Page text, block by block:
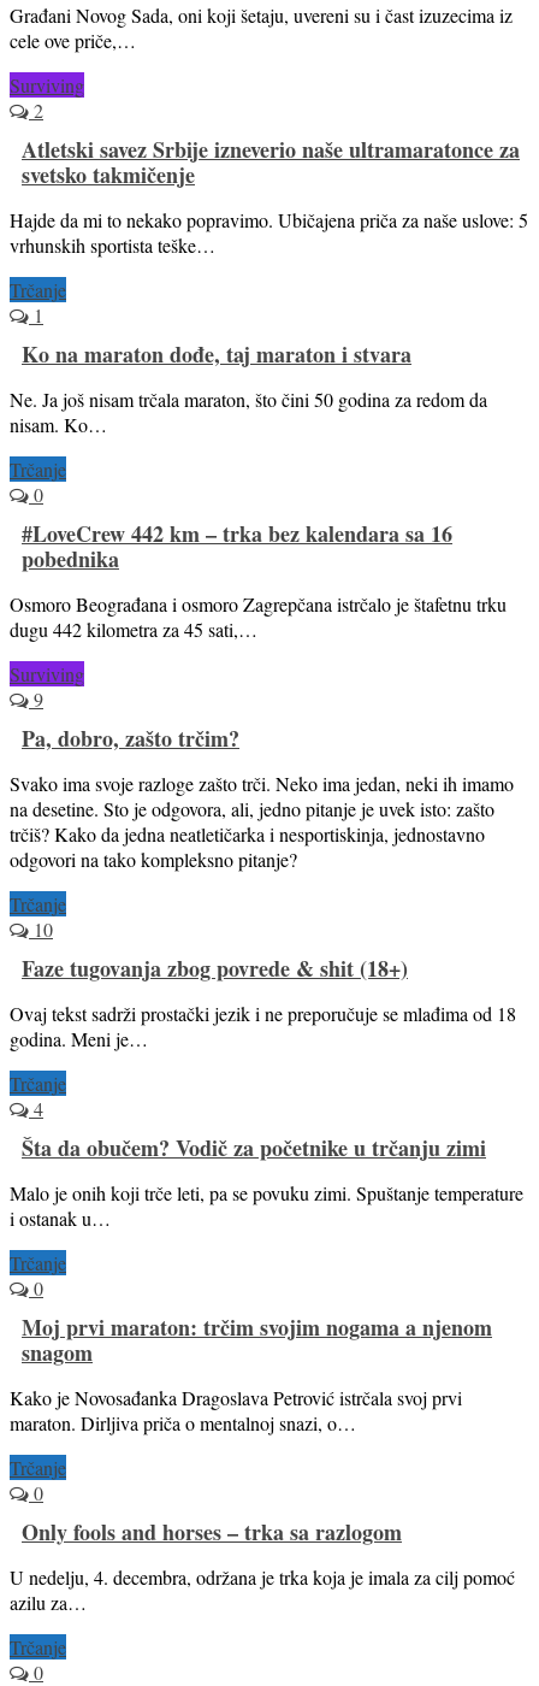
Građani Novog Sada, oni koji šetaju, uvereni su i čast izuzecima iz
cele ove priče,…
Surviving
2
Atletski savez Srbije izneverio naše ultramaratonce za
svetsko takmičenje
Hajde da mi to nekako popravimo. Ubičajena priča za naše uslove: 5
vrhunskih sportista teške…
Trčanje
1
Ko na maraton dođe, taj maraton i stvara
Ne. Ja još nisam trčala maraton, što čini 50 godina za redom da
nisam. Ko…
Trčanje
0
#LoveCrew 442 km – trka bez kalendara sa 16
pobednika
Osmoro Beograđana i osmoro Zagrepčana istrčalo je štafetnu trku
dugu 442 kilometra za 45 sati,…
Surviving
9
Pa, dobro, zašto trčim?
Svako ima svoje razloge zašto trči. Neko ima jedan, neki ih imamo
na desetine. Sto je odgovora, ali, jedno pitanje je uvek isto: zašto
trčiš? Kako da jedna neatletičarka i nesportiskinja, jednostavno
odgovori na tako kompleksno pitanje?
Trčanje
10
Faze tugovanja zbog povrede & shit (18+)
Ovaj tekst sadrži prostački jezik i ne preporučuje se mlađima od 18
godina. Meni je…
Trčanje
4
Šta da obučem? Vodič za početnike u trčanju zimi
Malo je onih koji trče leti, pa se povuku zimi. Spuštanje temperature
i ostanak u…
Trčanje
0
Moj prvi maraton: trčim svojim nogama a njenom
snagom
Kako je Novosađanka Dragoslava Petrović istrčala svoj prvi
maraton. Dirljiva priča o mentalnoj snazi, o…
Trčanje
0
Only fools and horses – trka sa razlogom
U nedelju, 4. decembra, održana je trka koja je imala za cilj pomoć
azilu za…
Trčanje
0